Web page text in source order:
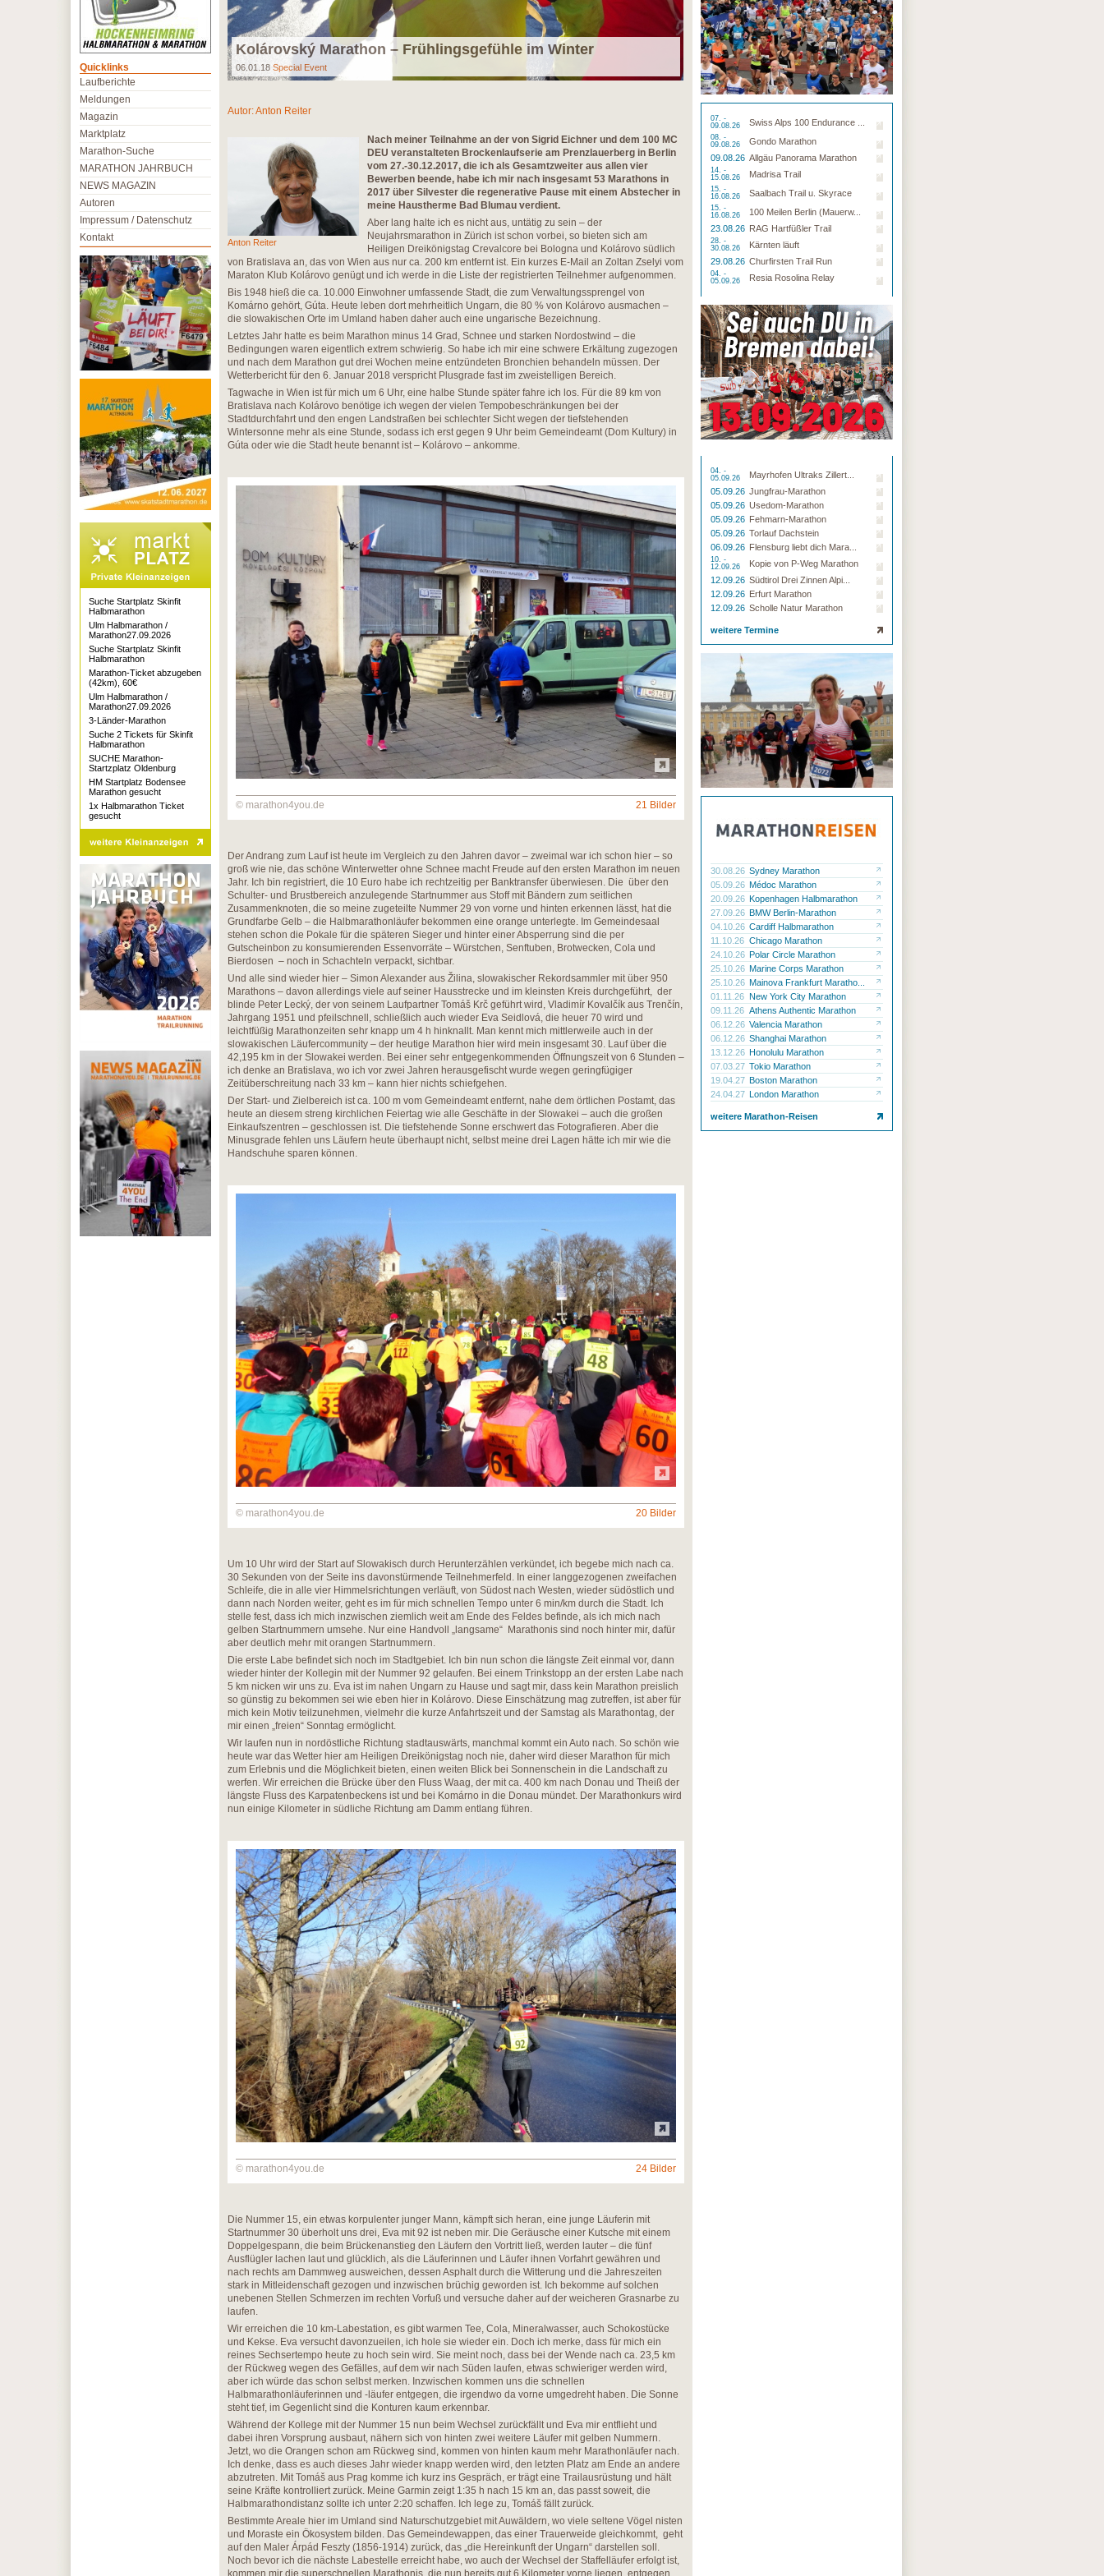
Kolárovský Marathon – Frühlingsgefühle im Winter
06.01.18 Special Event
Autor:Anton Reiter
Anton Reiter
Nach meiner Teilnahme an der von Sigrid Eichner und dem 100 MC
DEU veranstalteten Brockenlaufserie am Prenzlauerberg in Berlin
vom 27.-30.12.2017, die ich als Gesamtzweiter aus allen vier
Bewerben beende, habe ich mir nach insgesamt 53 Marathons in
2017 über Silvester die regenerative Pause mit einem Abstecher in
meine Haustherme Bad Blumau verdient.
Aber lang halte ich es nicht aus, untätig zu sein – der
Neujahrsmarathon in Zürich ist schon vorbei, so bieten sich am
Heiligen Dreikönigstag Crevalcore bei Bologna und Kolárovo südlich
von Bratislava an, das von Wien aus nur ca. 200 km entfernt ist. Ein kurzes E-Mail an Zoltan Zselyi vom
Maraton Klub Kolárovo genügt und ich werde in die Liste der registrierten Teilnehmer aufgenommen.
Bis 1948 hieß die ca. 10.000 Einwohner umfassende Stadt, die zum Verwaltungssprengel von
Komárno gehört, Gúta. Heute leben dort mehrheitlich Ungarn, die 80 % von Kolárovo ausmachen –
die slowakischen Orte im Umland haben daher auch eine ungarische Bezeichnung.
Letztes Jahr hatte es beim Marathon minus 14 Grad, Schnee und starken Nordostwind – die
Bedingungen waren eigentlich extrem schwierig. So habe ich mir eine schwere Erkältung zugezogen
und nach dem Marathon gut drei Wochen meine entzündeten Bronchien behandeln müssen. Der
Wetterbericht für den 6. Januar 2018 verspricht Plusgrade fast im zweistelligen Bereich.
Tagwache in Wien ist für mich um 6 Uhr, eine halbe Stunde später fahre ich los. Für die 89 km von
Bratislava nach Kolárovo benötige ich wegen der vielen Tempobeschränkungen bei der
Stadtdurchfahrt und den engen Landstraßen bei schlechter Sicht wegen der tiefstehenden
Wintersonne mehr als eine Stunde, sodass ich erst gegen 9 Uhr beim Gemeindeamt (Dom Kultury) in
Gúta oder wie die Stadt heute benannt ist – Kolárovo – ankomme.
© marathon4you.de 21 Bilder
Der Andrang zum Lauf ist heute im Vergleich zu den Jahren davor – zweimal war ich schon hier – so
groß wie nie, das schöne Winterwetter ohne Schnee macht Freude auf den ersten Marathon im neuen
Jahr. Ich bin registriert, die 10 Euro habe ich rechtzeitig per Banktransfer überwiesen. Die über den
Schulter- und Brustbereich anzulegende Startnummer aus Stoff mit Bändern zum seitlichen
Zusammenknoten, die so meine zugeteilte Nummer 29 von vorne und hinten erkennen lässt, hat die
Grundfarbe Gelb – die Halbmarathonläufer bekommen eine orange unterlegte. Im Gemeindesaal
stehen schon die Pokale für die späteren Sieger und hinter einer Absperrung sind die per
Gutscheinbon zu konsumierenden Essenvorräte – Würstchen, Senftuben, Brotwecken, Cola und
Bierdosen – noch in Schachteln verpackt, sichtbar.
Und alle sind wieder hier – Simon Alexander aus Žilina, slowakischer Rekordsammler mit über 950
Marathons – davon allerdings viele auf seiner Hausstrecke und im kleinsten Kreis durchgeführt, der
blinde Peter Lecký, der von seinem Laufpartner Tomáš Krč geführt wird, Vladimír Kovalčík aus Trenčín,
Jahrgang 1951 und pfeilschnell, schließlich auch wieder Eva Seidlová, die heuer 70 wird und
leichtfüßig Marathonzeiten sehr knapp um 4 h hinknallt. Man kennt mich mittlerweile auch in der
slowakischen Läufercommunity – der heutige Marathon hier wird mein insgesamt 30. Lauf über die
42,195 km in der Slowakei werden. Bei einer sehr entgegenkommenden Öffnungszeit von 6 Stunden –
ich denke an Bratislava, wo ich vor zwei Jahren herausgefischt wurde wegen geringfügiger
Zeitüberschreitung nach 33 km – kann hier nichts schiefgehen.
Der Start- und Zielbereich ist ca. 100 m vom Gemeindeamt entfernt, nahe dem örtlichen Postamt, das
heute an diesem streng kirchlichen Feiertag wie alle Geschäfte in der Slowakei – auch die großen
Einkaufszentren – geschlossen ist. Die tiefstehende Sonne erschwert das Fotografieren. Aber die
Minusgrade fehlen uns Läufern heute überhaupt nicht, selbst meine drei Lagen hätte ich mir wie die
Handschuhe sparen können.
© marathon4you.de 20 Bilder
Um 10 Uhr wird der Start auf Slowakisch durch Herunterzählen verkündet, ich begebe mich nach ca.
30 Sekunden von der Seite ins davonstürmende Teilnehmerfeld. In einer langgezogenen zweifachen
Schleife, die in alle vier Himmelsrichtungen verläuft, von Südost nach Westen, wieder südöstlich und
dann nach Norden weiter, geht es im für mich schnellen Tempo unter 6 min/km durch die Stadt. Ich
stelle fest, dass ich mich inzwischen ziemlich weit am Ende des Feldes befinde, als ich mich nach
gelben Startnummern umsehe. Nur eine Handvoll „langsame“ Marathonis sind noch hinter mir, dafür
aber deutlich mehr mit orangen Startnummern.
Die erste Labe befindet sich noch im Stadtgebiet. Ich bin nun schon die längste Zeit einmal vor, dann
wieder hinter der Kollegin mit der Nummer 92 gelaufen. Bei einem Trinkstopp an der ersten Labe nach
5 km nicken wir uns zu. Eva ist im nahen Ungarn zu Hause und sagt mir, dass kein Marathon preislich
so günstig zu bekommen sei wie eben hier in Kolárovo. Diese Einschätzung mag zutreffen, ist aber für
mich kein Motiv teilzunehmen, vielmehr die kurze Anfahrtszeit und der Samstag als Marathontag, der
mir einen „freien“ Sonntag ermöglicht.
Wir laufen nun in nordöstliche Richtung stadtauswärts, manchmal kommt ein Auto nach. So schön wie
heute war das Wetter hier am Heiligen Dreikönigstag noch nie, daher wird dieser Marathon für mich
zum Erlebnis und die Möglichkeit bieten, einen weiten Blick bei Sonnenschein in die Landschaft zu
werfen. Wir erreichen die Brücke über den Fluss Waag, der mit ca. 400 km nach Donau und Theiß der
längste Fluss des Karpatenbeckens ist und bei Komárno in die Donau mündet. Der Marathonkurs wird
nun einige Kilometer in südliche Richtung am Damm entlang führen.
© marathon4you.de 24 Bilder
Die Nummer 15, ein etwas korpulenter junger Mann, kämpft sich heran, eine junge Läuferin mit
Startnummer 30 überholt uns drei, Eva mit 92 ist neben mir. Die Geräusche einer Kutsche mit einem
Doppelgespann, die beim Brückenanstieg den Läufern den Vortritt ließ, werden lauter – die fünf
Ausflügler lachen laut und glücklich, als die Läuferinnen und Läufer ihnen Vorfahrt gewähren und
nach rechts am Dammweg ausweichen, dessen Asphalt durch die Witterung und die Jahreszeiten
stark in Mitleidenschaft gezogen und inzwischen brüchig geworden ist. Ich bekomme auf solchen
unebenen Stellen Schmerzen im rechten Vorfuß und versuche daher auf der weicheren Grasnarbe zu
laufen.
Wir erreichen die 10 km-Labestation, es gibt warmen Tee, Cola, Mineralwasser, auch Schokostücke
und Kekse. Eva versucht davonzueilen, ich hole sie wieder ein. Doch ich merke, dass für mich ein
reines Sechsertempo heute zu hoch sein wird. Sie meint noch, dass bei der Wende nach ca. 23,5 km
der Rückweg wegen des Gefälles, auf dem wir nach Süden laufen, etwas schwieriger werden wird,
aber ich würde das schon selbst merken. Inzwischen kommen uns die schnellen
Halbmarathonläuferinnen und -läufer entgegen, die irgendwo da vorne umgedreht haben. Die Sonne
steht tief, im Gegenlicht sind die Konturen kaum erkennbar.
Während der Kollege mit der Nummer 15 nun beim Wechsel zurückfällt und Eva mir entflieht und
dabei ihren Vorsprung ausbaut, nähern sich von hinten zwei weitere Läufer mit gelben Nummern.
Jetzt, wo die Orangen schon am Rückweg sind, kommen von hinten kaum mehr Marathonläufer nach.
Ich denke, dass es auch dieses Jahr wieder knapp werden wird, den letzten Platz am Ende an andere
abzutreten. Mit Tomáš aus Prag komme ich kurz ins Gespräch, er trägt eine Trailausrüstung und hält
seine Kräfte kontrolliert zurück. Meine Garmin zeigt 1:35 h nach 15 km an, das passt soweit, die
Halbmarathondistanz sollte ich unter 2:20 schaffen. Ich lege zu, Tomáš fällt zurück.
Bestimmte Areale hier im Umland sind Naturschutzgebiet mit Auwäldern, wo viele seltene Vögel nisten
und Moraste ein Ökosystem bilden. Das Gemeindewappen, das einer Trauerweide gleichkommt, geht
auf den Maler Árpád Feszty (1856-1914) zurück, das „die Hereinkunft der Ungarn“ darstellen soll.
Noch bevor ich die nächste Labestelle erreicht habe, wo auch der Wechsel der Staffelläufer erfolgt ist,
kommen mir die superschnellen Marathonis, die nun bereits gut 6 Kilometer vorne liegen, entgegen.
07. -
09.08.26
Swiss Alps 100 Endurance ...
08. -
09.08.26
Gondo Marathon
09.08.26 Allgäu Panorama Marathon
14. -
15.08.26
Madrisa Trail
15. -
16.08.26
Saalbach Trail u. Skyrace
15. -
16.08.26
100 Meilen Berlin (Mauerw...
23.08.26 RAG Hartfüßler Trail
28. -
30.08.26
Kärnten läuft
29.08.26 Churfirsten Trail Run
04. -
05.09.26
Resia Rosolina Relay
04. -
05.09.26
Mayrhofen Ultraks Zillert...
05.09.26 Jungfrau-Marathon
05.09.26 Usedom-Marathon
05.09.26 Fehmarn-Marathon
05.09.26 Torlauf Dachstein
06.09.26 Flensburg liebt dich Mara...
10. -
12.09.26
Kopie von P-Weg Marathon
12.09.26 Südtirol Drei Zinnen Alpi...
12.09.26 Erfurt Marathon
12.09.26 Scholle Natur Marathon
weitere Termine
30.08.26 Sydney Marathon
05.09.26 Médoc Marathon
20.09.26 Kopenhagen Halbmarathon
27.09.26 BMW Berlin-Marathon
04.10.26 Cardiff Halbmarathon
11.10.26 Chicago Marathon
24.10.26 Polar Circle Marathon
25.10.26 Marine Corps Marathon
25.10.26 Mainova Frankfurt Maratho...
01.11.26 New York City Marathon
09.11.26 Athens Authentic Marathon
06.12.26 Valencia Marathon
06.12.26 Shanghai Marathon
13.12.26 Honolulu Marathon
07.03.27 Tokio Marathon
19.04.27 Boston Marathon
24.04.27 London Marathon
weitere Marathon-Reisen
Quicklinks
Laufberichte
Meldungen
Magazin
Marktplatz
Marathon-Suche
MARATHON JAHRBUCH
NEWS MAGAZIN
Autoren
Impressum / Datenschutz
Kontakt
Suche Startplatz Skinfit
Halbmarathon
Ulm Halbmarathon /
Marathon27.09.2026
Suche Startplatz Skinfit
Halbmarathon
Marathon-Ticket abzugeben
(42km), 60€
Ulm Halbmarathon /
Marathon27.09.2026
3-Länder-Marathon
Suche 2 Tickets für Skinfit
Halbmarathon
SUCHE Marathon-
Startzplatz Oldenburg
HM Startplatz Bodensee
Marathon gesucht
1x Halbmarathon Ticket
gesucht